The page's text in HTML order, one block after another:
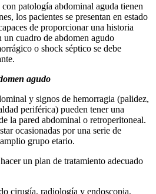
patología abdominal aguda tienen
los pacientes se presentan en estado
de proporcionar una historia
cuadro de abdomen agudo
o shock séptico se debe
agudo
y signos de hemorragia (palidez,
periférica) pueden tener una
la pared abdominal o retroperitoneal.
ocasionadas por una serie de
grupo etario.
un plan de tratamiento adecuado
cirugía, radiología y endoscopia.